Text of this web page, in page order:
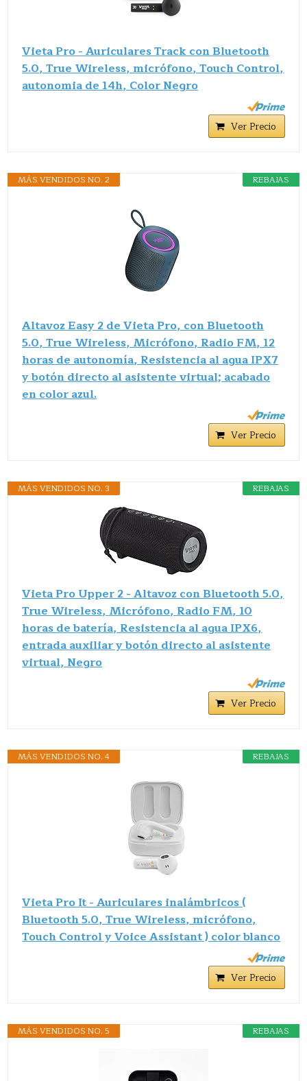
Vieta Pro - Auriculares Track con Bluetooth
5.0, True Wireless, micrófono, Touch Control,
autonomia de 14h, Color Negro
Ver Precio
REBAJAS
MÁS VENDIDOS NO. 2
Altavoz Easy 2 de Vieta Pro, con Bluetooth
5.0, True Wireless, Micrófono, Radio FM, 12
horas de autonomía, Resistencia al agua IPX7
y botón directo al asistente virtual; acabado
en color azul.
Ver Precio
REBAJAS
MÁS VENDIDOS NO. 3
Vieta Pro Upper 2 - Altavoz con Bluetooth 5.0,
True Wireless, Micrófono, Radio FM, 10
horas de batería, Resistencia al agua IPX6,
entrada auxiliar y botón directo al asistente
virtual, Negro
Ver Precio
REBAJAS
MÁS VENDIDOS NO. 4
Vieta Pro It - Auriculares inalámbricos (
Bluetooth 5.0, True Wireless, micrófono,
Touch Control y Voice Assistant ) color blanco
Ver Precio
REBAJAS
MÁS VENDIDOS NO. 5